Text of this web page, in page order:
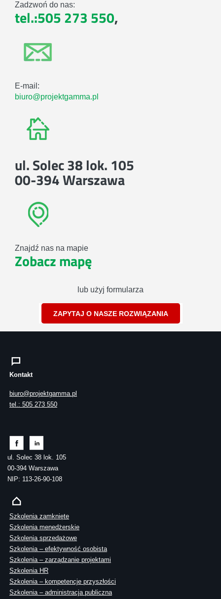
Zadzwoń do nas:
tel.:505 273 550,
E-mail:
biuro@projektgamma.pl
ul. Solec 38 lok. 105
00-394 Warszawa
Znajdź nas na mapie
Zobacz mapę
lub użyj formularza
ZAPYTAJ O NASZE ROZWIĄZANIA
Kontakt
biuro@projektgamma.pl
tel.: 505 273 550
ul. Solec 38 lok. 105
00-394 Warszawa
NIP: 113-26-90-108
Szkolenia zamknięte
Szkolenia menedżerskie
Szkolenia sprzedażowe
Szkolenia – efektywność osobista
Szkolenia – zarządzanie projektami
Szkolenia HR
Szkolenia – kompetencje przyszłości
Szkolenia – administracja publiczna